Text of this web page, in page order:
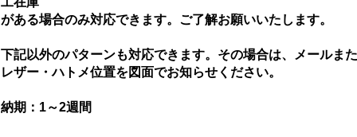
がある場合のみ対応できます。ご了解お願いいたします。
下記以外のパターンも対応できます。その場合は、メールま
レザー・ハトメ位置を図面でお知らせください。
納期：1～2週間